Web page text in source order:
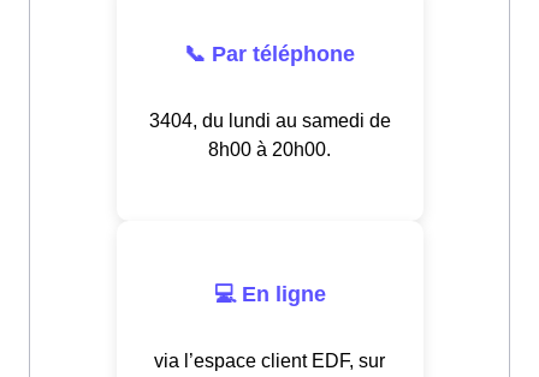
📞 Par téléphone
3404, du lundi au samedi de
8h00 à 20h00.
💻 En ligne
via l’espace client EDF, sur